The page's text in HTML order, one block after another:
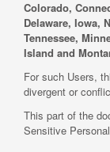
Colorado,
Delaware, Iowa,
Tennessee,
Island and
For such Users,
divergent or
This part of the
Sensitive